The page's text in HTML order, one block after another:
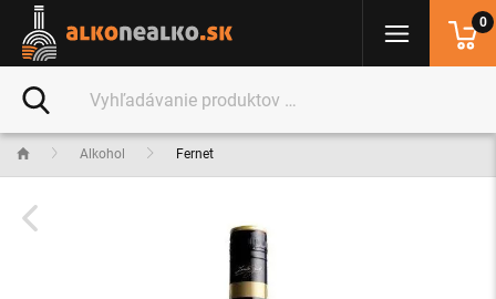
Alkohol Fernet
0